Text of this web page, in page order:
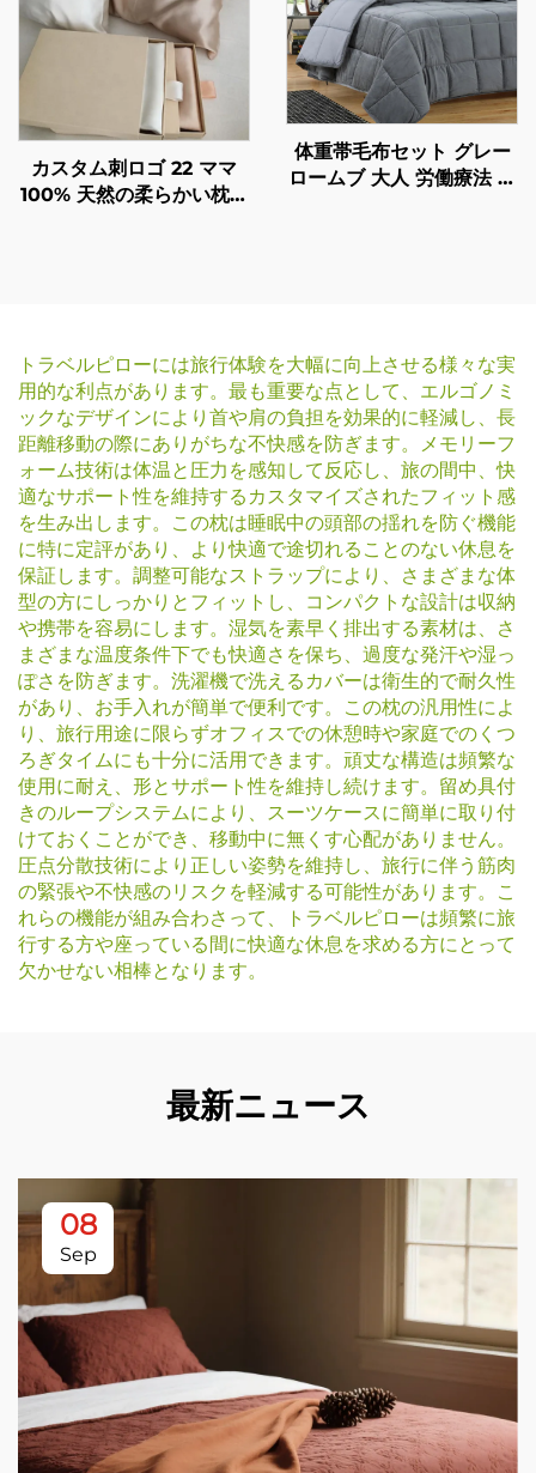
カスタム刺ロゴ 22 ママ
100% 天然の柔らかい枕カ
体重帯毛布セット グレー
ロームブ 大人 労働療法 不
トラベルピローには旅行体験を大幅に向上させる様々な実
用的な利点があります。最も重要な点として、エルゴノミ
ックなデザインにより首や肩の負担を効果的に軽減し、長
距離移動の際にありがちな不快感を防ぎます。メモリーフ
ォーム技術は体温と圧力を感知して反応し、旅の間中、快
適なサポート性を維持するカスタマイズされたフィット感
を生み出します。この枕は睡眠中の頭部の揺れを防ぐ機能
に特に定評があり、より快適で途切れることのない休息を
保証します。調整可能なストラップにより、さまざまな体
型の方にしっかりとフィットし、コンパクトな設計は収納
や携帯を容易にします。湿気を素早く排出する素材は、さ
まざまな温度条件下でも快適さを保ち、過度な発汗や湿っ
ぽさを防ぎます。洗濯機で洗えるカバーは衛生的で耐久性
があり、お手入れが簡単で便利です。この枕の汎用性によ
り、旅行用途に限らずオフィスでの休憩時や家庭でのくつ
ろぎタイムにも十分に活用できます。頑丈な構造は頻繁な
使用に耐え、形とサポート性を維持し続けます。留め具付
きのループシステムにより、スーツケースに簡単に取り付
けておくことができ、移動中に無くす心配がありません。
圧点分散技術により正しい姿勢を維持し、旅行に伴う筋肉
の緊張や不快感のリスクを軽減する可能性があります。こ
れらの機能が組み合わさって、トラベルピローは頻繁に旅
行する方や座っている間に快適な休息を求める方にとって
欠かせない相棒となります。
最新ニュース
08
Sep